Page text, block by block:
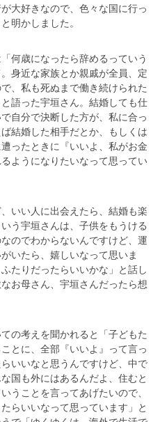
大好きなので、色々な国に行っ
明かしました。
何歳になったら辞めるっていう
身近な家族とか親戚が全員、定
、私も死ぬまで働き続けられた
語った宇垣さん。結婚しても仕
自分で決断した方が、私に合っ
結婚した相手だとか、もしくは
ったときに『いいよ、私がお金
ようになりたいなって思ってい
いい人に出会えたら、結婚も楽
う宇垣さんは、子供をもうける
のでわからないんですけど、運
いたら、嬉しいなって思いま
たりだったらいいかな」と話し
お母さん、宇垣さんだったら想
の考えを聞かれると「子どもた
とに、全部『いいよ』って言っ
いいなと思うんですけど、中で
国も外にはあるんだよ、住むと
うことを言ってあげたいので、
らいいなって思っています」と